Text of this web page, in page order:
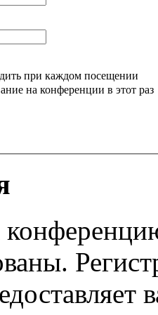
при каждом посещении
на конференции в этот раз